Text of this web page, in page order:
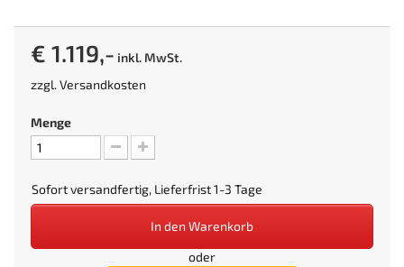
€ 1.119,- inkl. MwSt.
zzgl.Versandkosten
Menge
Sofort versandfertig, Lieferfrist 1-3 Tage
In den Warenkorb
oder